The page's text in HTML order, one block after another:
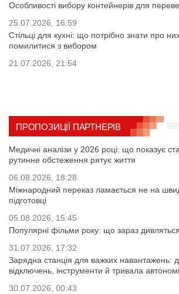
Особливості вибору контейнерів для
25.07.2026, 16:59
Стільці для кухні: що потрібно знати про
помилитися з вибором
21.07.2026, 21:54
ПРОПОЗИЦІЇ ПАРТНЕРІВ
Медичні аналізи у 2026 році: що показує
рутинне обстеження рятує життя
06.08.2026, 18:28
Міжнародний переказ ламається не на
підготовці
05.08.2026, 15:45
Популярні фільми року: що зараз дивляться
31.07.2026, 17:32
Зарядна станція для важких навантажень:
відключень, інструменти й тривала
30.07.2026, 00:43